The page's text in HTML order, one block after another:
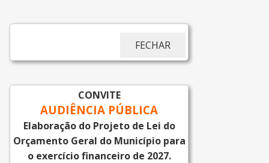
FECHAR
CONVITE
AUDIÊNCIA PÚBLICA
Elaboração do Projeto de Lei do
Orçamento Geral do Município para
o exercício financeiro de 2027.